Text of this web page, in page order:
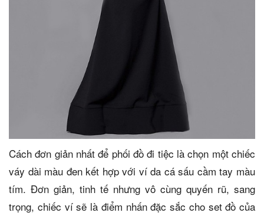
Cách đơn giản nhất để phối đồ đi tiệc là chọn một chiếc
váy dài màu đen kết hợp với ví da cá sấu cầm tay màu
tím. Đơn giản, tinh tế nhưng vô cùng quyến rũ, sang
trọng, chiếc ví sẽ là điểm nhấn đặc sắc cho set đồ của